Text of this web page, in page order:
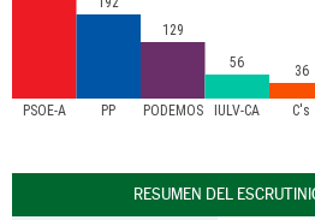
PSOE-A PP PODEMOS IULV-CA C's
129
56
36
RESUMEN DEL